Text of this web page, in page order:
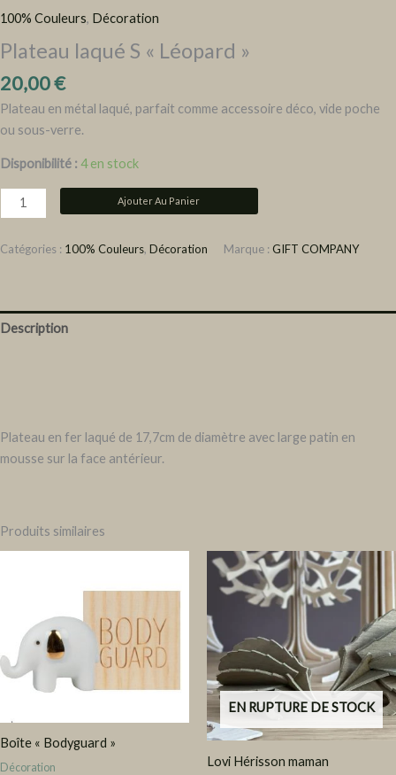
100% Couleurs, Décoration
Plateau laqué S « Léopard »
20,00€
Plateau en métal laqué, parfait comme accessoire déco, vide poche
ou sous-verre.
Disponibilité : 4 en stock
Ajouter Au Panier
Catégories : 100% Couleurs, Décoration Marque : GIFT COMPANY
Description
Plateau en fer laqué de 17,7cm de diamètre avec large patin en
mousse sur la face antérieur.
Produits similaires
Boîte « Bodyguard »
Décoration
EN RUPTURE DE STOCK
Lovi Hérisson maman